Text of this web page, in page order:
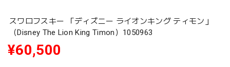
スワロフスキー 「ディズニー ライオンキング ティモン」
（Disney The Lion King Timon）1050963
¥60,500